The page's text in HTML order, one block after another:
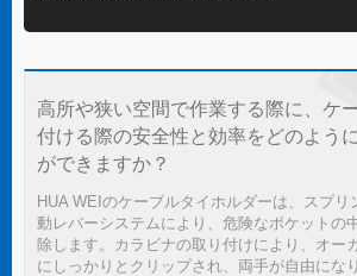
高所や狭い空間で作業する際に、ケ
付ける際の安全性と効率をどのよう
ができますか？
HUA WEIのケーブルタイホルダーは、スプリ
動レバーシステムにより、危険なポケットの
除します。カラビナの取り付けにより、オー
にしっかりとクリップされ、両手が自由にな